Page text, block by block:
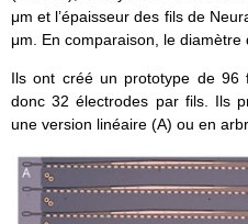
μm et l’épaisseur des fils de
μm. En comparaison, le diamètre
Ils ont créé un prototype de 96
donc 32 électrodes par fils. Ils
une version linéaire (A) ou en